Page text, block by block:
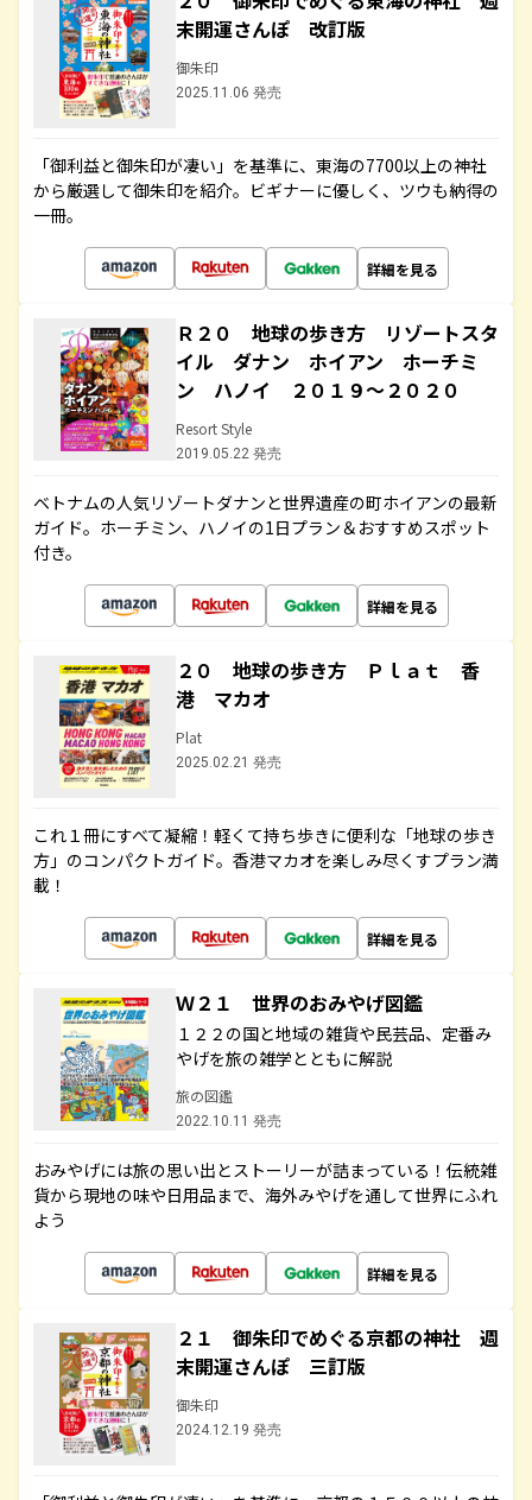
末開運さんぽ 改訂版
御朱印
2025.11.06 発売
「御利益と御朱印が凄い」を基準に、東海の7700以上の神社
から厳選して御朱印を紹介。ビギナーに優しく、ツウも納得の
一冊。
詳細を見る
Ｒ２０ 地球の歩き方 リゾートスタ
イル ダナン ホイアン ホーチミ
ン ハノイ ２０１９～２０２０
Resort Style
2019.05.22 発売
ベトナムの人気リゾートダナンと世界遺産の町ホイアンの最新
ガイド。ホーチミン、ハノイの1日プラン＆おすすめスポット
付き。
詳細を見る
２０ 地球の歩き方 Ｐｌａｔ 香
港 マカオ
Plat
2025.02.21 発売
これ１冊にすべて凝縮！軽くて持ち歩きに便利な「地球の歩き
方」のコンパクトガイド。香港マカオを楽しみ尽くすプラン満
載！
詳細を見る
Ｗ２１ 世界のおみやげ図鑑
１２２の国と地域の雑貨や民芸品、定番み
やげを旅の雑学とともに解説
旅の図鑑
2022.10.11 発売
おみやげには旅の思い出とストーリーが詰まっている！伝統雑
貨から現地の味や日用品まで、海外みやげを通して世界にふれ
よう
詳細を見る
２１ 御朱印でめぐる京都の神社 週
末開運さんぽ 三訂版
御朱印
2024.12.19 発売